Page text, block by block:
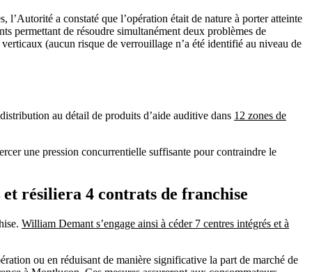
l’Autorité a constaté que l’opération était de nature à porter atteinte
permettant de résoudre simultanément deux problèmes de
(aucun risque de verrouillage n’a été identifié au niveau de
au détail de produits d’aide auditive dans 12 zones de
une pression concurrentielle suffisante pour contraindre le
résiliera 4 contrats de franchise
William Demant s’engage ainsi à céder 7 centres intégrés et à
ou en réduisant de manière significative la part de marché de